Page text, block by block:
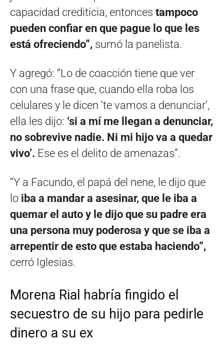
capacidad crediticia, entonces tampoco
pueden confiar en que pague lo que les
está ofreciendo”, sumó la panelista.
Y agregó: “Lo de coacción tiene que ver
con una frase que, cuando ella roba los
celulares y le dicen ‘te vamos a denunciar’,
ella les dijo: ‘si a mí me llegan a denunciar,
no sobrevive nadie. Ni mi hijo va a quedar
vivo’. Ese es el delito de amenazas”.
“Y a Facundo, el papá del nene, le dijo que
lo iba a mandar a asesinar, que le iba a
quemar el auto y le dijo que su padre era
una persona muy poderosa y que se iba a
arrepentir de esto que estaba haciendo”,
cerró Iglesias.
Morena Rial habría fingido el
secuestro de su hijo para pedirle
dinero a su ex